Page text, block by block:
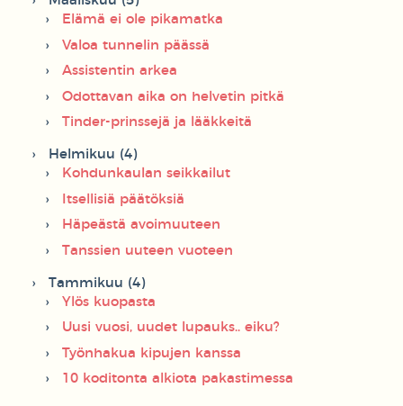
Elämä ei ole pikamatka
Valoa tunnelin päässä
Assistentin arkea
Odottavan aika on helvetin pitkä
Tinder-prinssejä ja lääkkeitä
Helmikuu (4)
Kohdunkaulan seikkailut
Itsellisiä päätöksiä
Häpeästä avoimuuteen
Tanssien uuteen vuoteen
Tammikuu (4)
Ylös kuopasta
Uusi vuosi, uudet lupauks.. eiku?
Työnhakua kipujen kanssa
10 koditonta alkiota pakastimessa